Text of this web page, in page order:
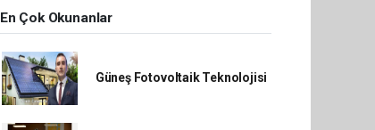
En Çok Okunanlar
Güneş Fotovoltaik Teknolojisi